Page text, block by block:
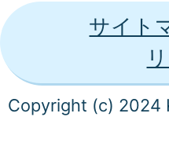
サイト
Copyright (c) 2024